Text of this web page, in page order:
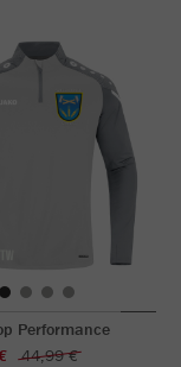
Performance
44,99 €